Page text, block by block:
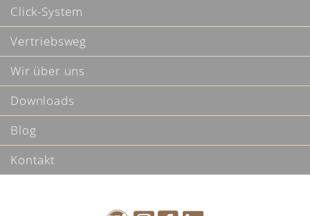
Click-System
Vertriebsweg
Wir über uns
Downloads
Blog
Kontakt